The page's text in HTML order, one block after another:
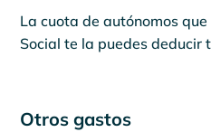
La cuota de autónomos
Social te la puedes deducir
Otros gastos